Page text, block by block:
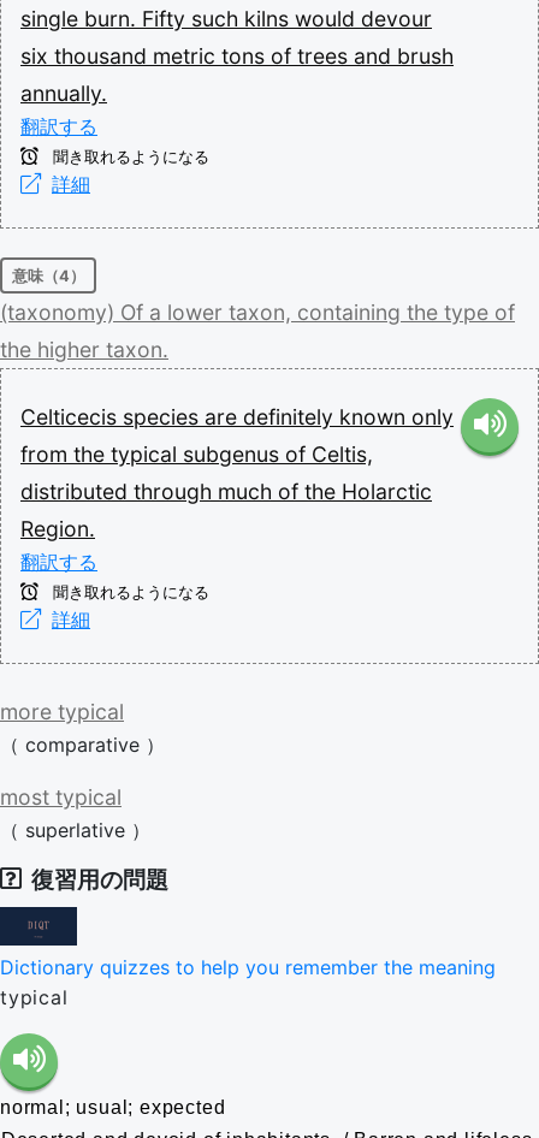
single burn. Fifty such kilns would devour
six thousand metric tons of trees and brush
annually.
翻訳する
聞き取れるようになる
詳細
意味（4）
(taxonomy) Of a lower taxon, containing the type of
the higher taxon.
Celticecis species are definitely known only
from the typical subgenus of Celtis,
distributed through much of the Holarctic
Region.
翻訳する
聞き取れるようになる
詳細
more typical
（ comparative ）
most typical
（ superlative ）
復習用の問題
Dictionary quizzes to help you remember the meaning
typical
normal; usual; expected